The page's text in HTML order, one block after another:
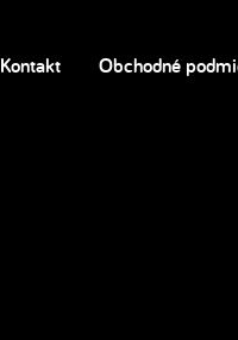
Kontakt Obchodné